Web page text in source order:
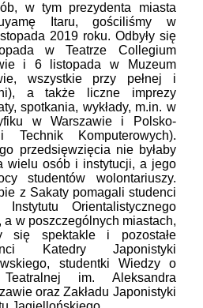
w tym prezydenta miasta
Itaru, gościliśmy w
2019 roku. Odbyły się
w Teatrze Collegium
i 6 listopada w Muzeum
wszystkie przy pełnej i
a także liczne imprezy
spotkania, wykłady, m.in. w
w Warszawie i Polsko-
Technik Komputerowych).
przedsięwzięcia nie byłaby
wielu osób i instytucji, a jego
studentów wolontariuszy.
z Sakaty pomagali studenci
Instytutu Orientalistycznego
a w poszczególnych miastach,
się spektakle i pozostałe
Katedry Japonistyki
studentki Wiedzy o
im. Aleksandra
oraz Zakładu Japonistyki